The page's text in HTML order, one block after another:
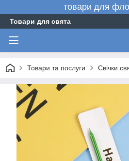
товари для
Товари для свята
Товари та послуги Свічки